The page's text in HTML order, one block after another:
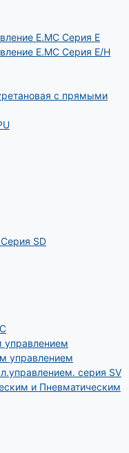
E.MC Серия E
E.MC Серия E/H
с прямыми
SD
управлением
управлением
серия SV
и Пневматическим